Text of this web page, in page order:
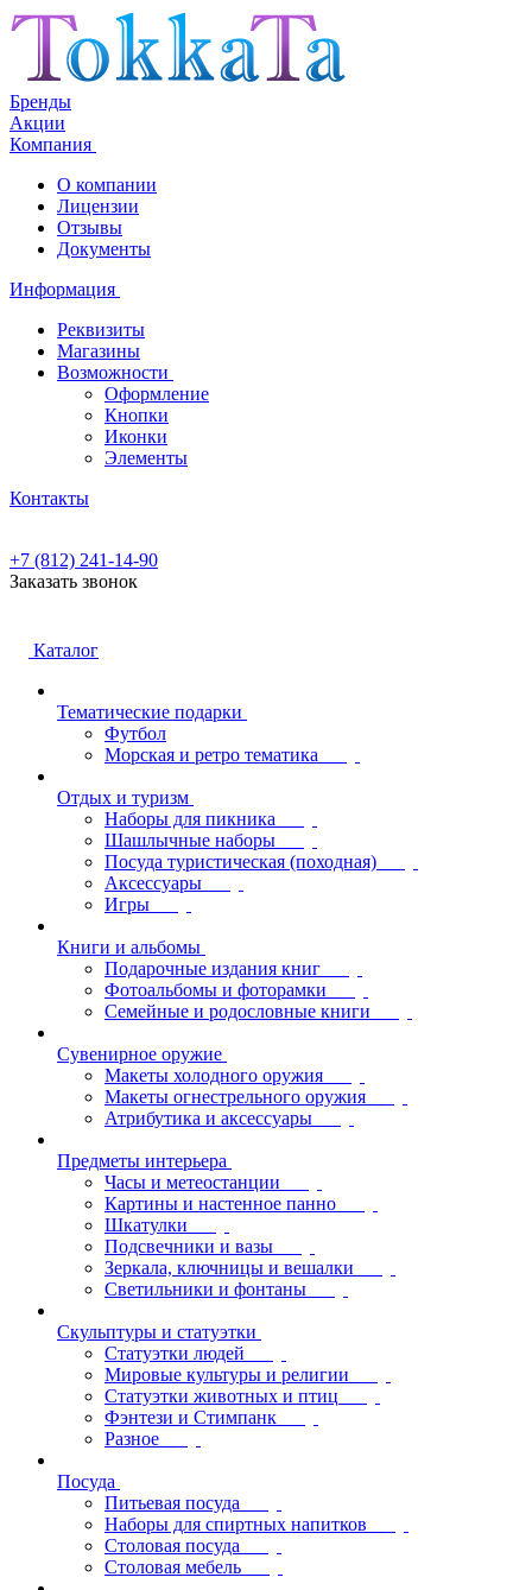
Бренды
Акции
Компания
О компании
Лицензии
Отзывы
Документы
Информация
Реквизиты
Магазины
Возможности
Оформление
Кнопки
Иконки
Элементы
Контакты
+7 (812) 241-14-90
Заказать звонок
Каталог
Тематические подарки
Футбол
Морская и ретро тематика
Отдых и туризм
Наборы для пикника
Шашлычные наборы
Посуда туристическая (походная)
Аксессуары
Игры
Книги и альбомы
Подарочные издания книг
Фотоальбомы и фоторамки
Семейные и родословные книги
Сувенирное оружие
Макеты холодного оружия
Макеты огнестрельного оружия
Атрибутика и аксессуары
Предметы интерьера
Часы и метеостанции
Картины и настенное панно
Шкатулки
Подсвечники и вазы
Зеркала, ключницы и вешалки
Светильники и фонтаны
Скульптуры и статуэтки
Статуэтки людей
Мировые культуры и религии
Статуэтки животных и птиц
Фэнтези и Стимпанк
Разное
Посуда
Питьевая посуда
Наборы для спиртных напитков
Столовая посуда
Столовая мебель